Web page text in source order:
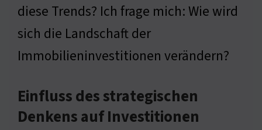
diese Trends? Ich frage mich: Wie wird
sich die Landschaft der
Immobilieninvestitionen verändern?
Einfluss des strategischen
Denkens auf Investitionen